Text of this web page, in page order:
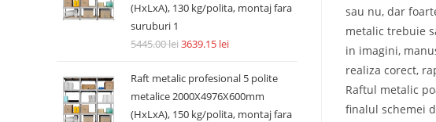
sau nu, dar
metalic trebuie
in imagini,
realiza corect,
Raftul metalic
finalul schemei
(HxLxA), 130 kg/polita, montaj fara
suruburi 1
5445.00lei3639.15 lei
Raft metalic profesional 5 polite
metalice 2000X4976X600mm
(HxLxA), 150 kg/polita, montaj fara